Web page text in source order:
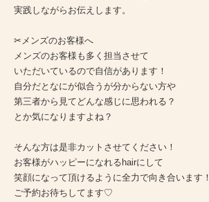
実践しながらお伝えします。
✂︎メンズのお客様へ
メンズのお客様も多く担当させて
いただいているので自信があります！
自分だとなにが似合うが分からない方や
第三者から見てどんな感じに思われる？
とか気になりますよね？
そんな方は是非カットさせてください！
お客様がハッピーになれるhairにして
笑顔になって頂けるように全力で向き合います！
ご予約お待ちしてます♡